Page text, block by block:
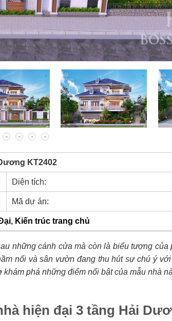
KT2402
Diện tích:
Mã dự án:
, Kiến trúc trang chủ
những cánh cửa mà còn là biểu tượng của
nổi và sân vườn đang thu hút sự chú ý
khám phá những điểm nổi bật của mẫu nhà
hiện đại 3 tầng Hải